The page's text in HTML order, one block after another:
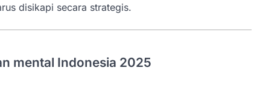
disikapi secara strategis.
mental Indonesia 2025